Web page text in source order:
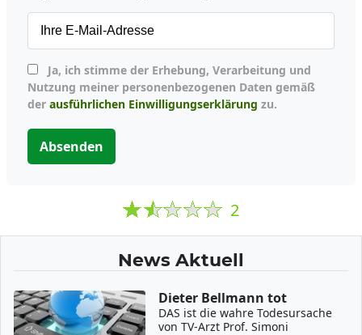
Nutzung meiner personenbezogenen Daten gemäß
der ausführlichen Einwilligungserklärung zu.
Absenden
2
News Aktuell
Dieter Bellmann tot
DAS ist die wahre Todesursache
von TV-Arzt Prof. Simoni